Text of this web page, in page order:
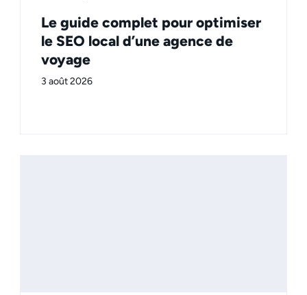
Le guide complet pour optimiser
le SEO local d’une agence de
voyage
3 août 2026